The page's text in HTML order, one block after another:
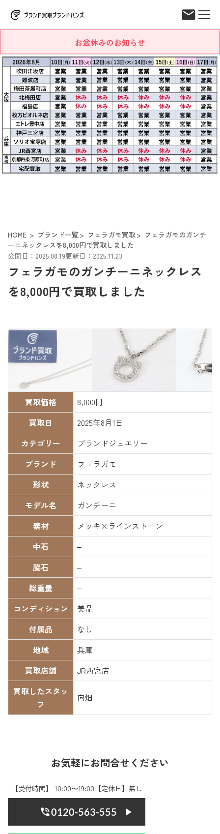
お盆休みのお知らせ
HOME ブランド一覧 フェラガモ買取
フェラガモのガンチ
ーニネックレスを8,000円で買取しました
公開日：2025.08.19更新日：2025.11.23
フェラガモのガンチーニネックレス
を8,000円で買取しました
買取価格
8,000円
買取日
2025年8月1日
カテゴリー
ブランドジュエリー
ブランド
フェラガモ
形状
ネックレス
モデル名
ガンチーニ
素材
メッキ×ラインストーン
中石
–
脇石
–
総重量
–
コンディション
美品
付属品
なし
地域
兵庫
買取店舗
JR西宮店
買取したスタッ
フ
向畑
お気軽にお問合せください
【受付時間】 10:00〜19:00【定休日】無し
0120-563-555